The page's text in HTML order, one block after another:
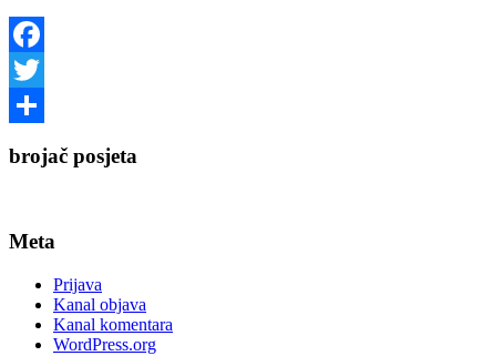
Facebook
Twitter
brojač posjeta
Meta
Prijava
Kanal objava
Kanal komentara
WordPress.org